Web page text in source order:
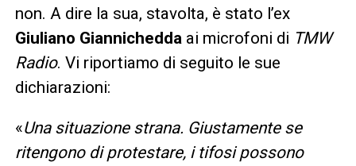
non. A dire la sua, stavolta, è stato l’ex
Giuliano Giannichedda ai microfoni di TMW
Radio. Vi riportiamo di seguito le sue
dichiarazioni:
«Una situazione strana. Giustamente se
ritengono di protestare, i tifosi possono